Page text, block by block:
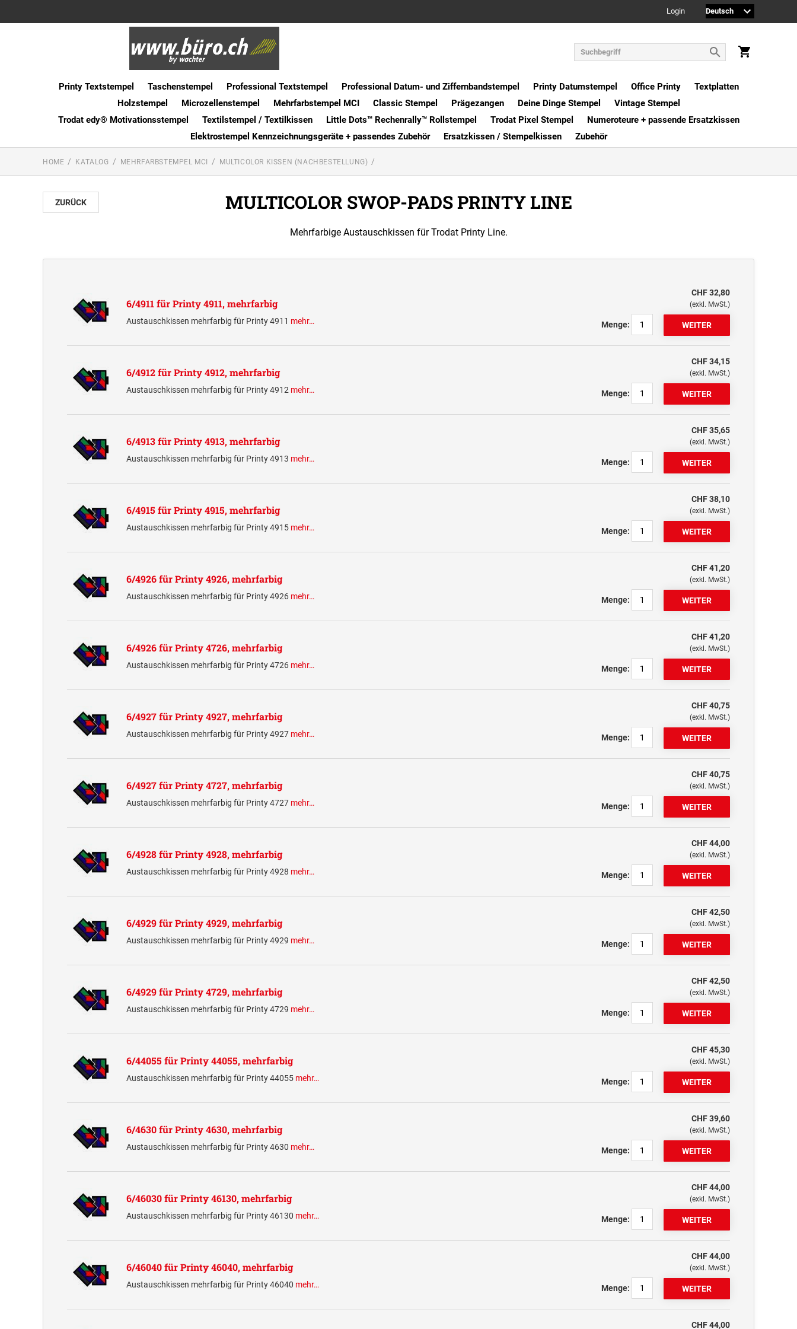
Login
Printy Textstempel Taschenstempel Professional Textstempel Professional Datum- und Ziffernbandstempel Printy Datumstempel Office Printy
Textplatten
Holzstempel
Microzellenstempel Mehrfarbstempel MCI Classic Stempel Prägezangen Deine Dinge Stempel
Vintage Stempel
Trodat edy® Motivationsstempel
Textilstempel / Textilkissen Little Dots™ Rechenrally™ Rollstempel Trodat Pixel Stempel
Numeroteure + passende Ersatzkissen
Elektrostempel Kennzeichnungsgeräte + passendes Zubehör
Ersatzkissen / Stempelkissen Zubehör
HOME KATALOG MEHRFARBSTEMPEL MCI MULTICOLOR KISSEN (NACHBESTELLUNG)
ZURÜCK MULTICOLOR SWOP-PADS PRINTY LINE
Mehrfarbige Austauschkissen für Trodat Printy Line.
6/4911 für Printy 4911, mehrfarbig
Austauschkissen mehrfarbig für Printy 4911 mehr…
CHF 32,80
(exkl. MwSt.)
Menge:
6/4912 für Printy 4912, mehrfarbig
Austauschkissen mehrfarbig für Printy 4912 mehr…
CHF 34,15
(exkl. MwSt.)
Menge:
6/4913 für Printy 4913, mehrfarbig
Austauschkissen mehrfarbig für Printy 4913 mehr…
CHF 35,65
(exkl. MwSt.)
Menge:
6/4915 für Printy 4915, mehrfarbig
Austauschkissen mehrfarbig für Printy 4915 mehr…
CHF 38,10
(exkl. MwSt.)
Menge:
6/4926 für Printy 4926, mehrfarbig
Austauschkissen mehrfarbig für Printy 4926 mehr…
CHF 41,20
(exkl. MwSt.)
Menge:
6/4926 für Printy 4726, mehrfarbig
Austauschkissen mehrfarbig für Printy 4726 mehr…
CHF 41,20
(exkl. MwSt.)
Menge:
6/4927 für Printy 4927, mehrfarbig
Austauschkissen mehrfarbig für Printy 4927 mehr…
CHF 40,75
(exkl. MwSt.)
Menge:
6/4927 für Printy 4727, mehrfarbig
Austauschkissen mehrfarbig für Printy 4727 mehr…
CHF 40,75
(exkl. MwSt.)
Menge:
6/4928 für Printy 4928, mehrfarbig
Austauschkissen mehrfarbig für Printy 4928 mehr…
CHF 44,00
(exkl. MwSt.)
Menge:
6/4929 für Printy 4929, mehrfarbig
Austauschkissen mehrfarbig für Printy 4929 mehr…
CHF 42,50
(exkl. MwSt.)
Menge:
6/4929 für Printy 4729, mehrfarbig
Austauschkissen mehrfarbig für Printy 4729 mehr…
CHF 42,50
(exkl. MwSt.)
Menge:
6/44055 für Printy 44055, mehrfarbig
Austauschkissen mehrfarbig für Printy 44055 mehr…
CHF 45,30
(exkl. MwSt.)
Menge:
6/4630 für Printy 4630, mehrfarbig
Austauschkissen mehrfarbig für Printy 4630 mehr…
CHF 39,60
(exkl. MwSt.)
Menge:
6/46030 für Printy 46130, mehrfarbig
Austauschkissen mehrfarbig für Printy 46130 mehr…
CHF 44,00
(exkl. MwSt.)
Menge:
6/46040 für Printy 46040, mehrfarbig
Austauschkissen mehrfarbig für Printy 46040 mehr…
CHF 44,00
(exkl. MwSt.)
Menge:
CHF 44,00